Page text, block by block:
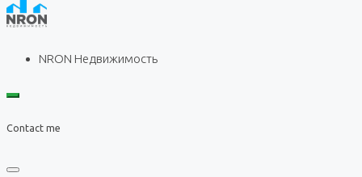
NRON Недвижимость
Contact me